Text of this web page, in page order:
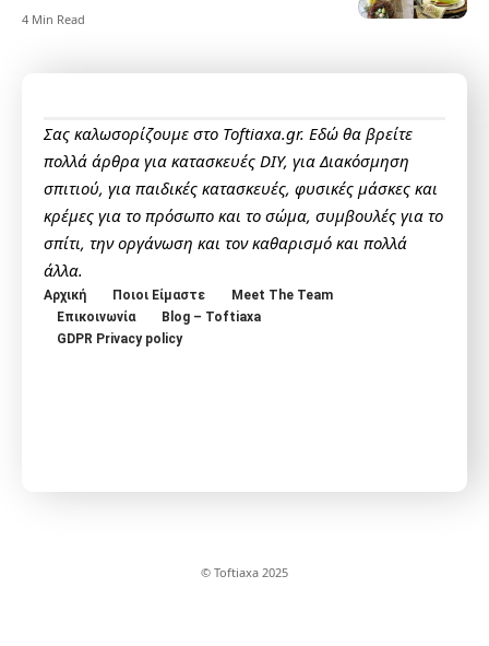
4 Min Read
Σας καλωσορίζουμε στο Toftiaxa.gr. Εδώ θα βρείτε
πολλά άρθρα για κατασκευές DIY, για Διακόσμηση
σπιτιού, για παιδικές κατασκευές, φυσικές μάσκες και
κρέμες για το πρόσωπο και το σώμα, συμβουλές για το
σπίτι, την οργάνωση και τον καθαρισμό και πολλά
άλλα.
Αρχική Ποιοι Είμαστε
Meet The Team
Επικοινωνία
Blog – Toftiaxa
GDPR Privacy policy
© Toftiaxa 2025